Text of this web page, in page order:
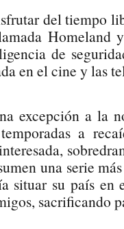
del tiempo
de
en el cine y las
excepción a la
a
una serie
situar su país en